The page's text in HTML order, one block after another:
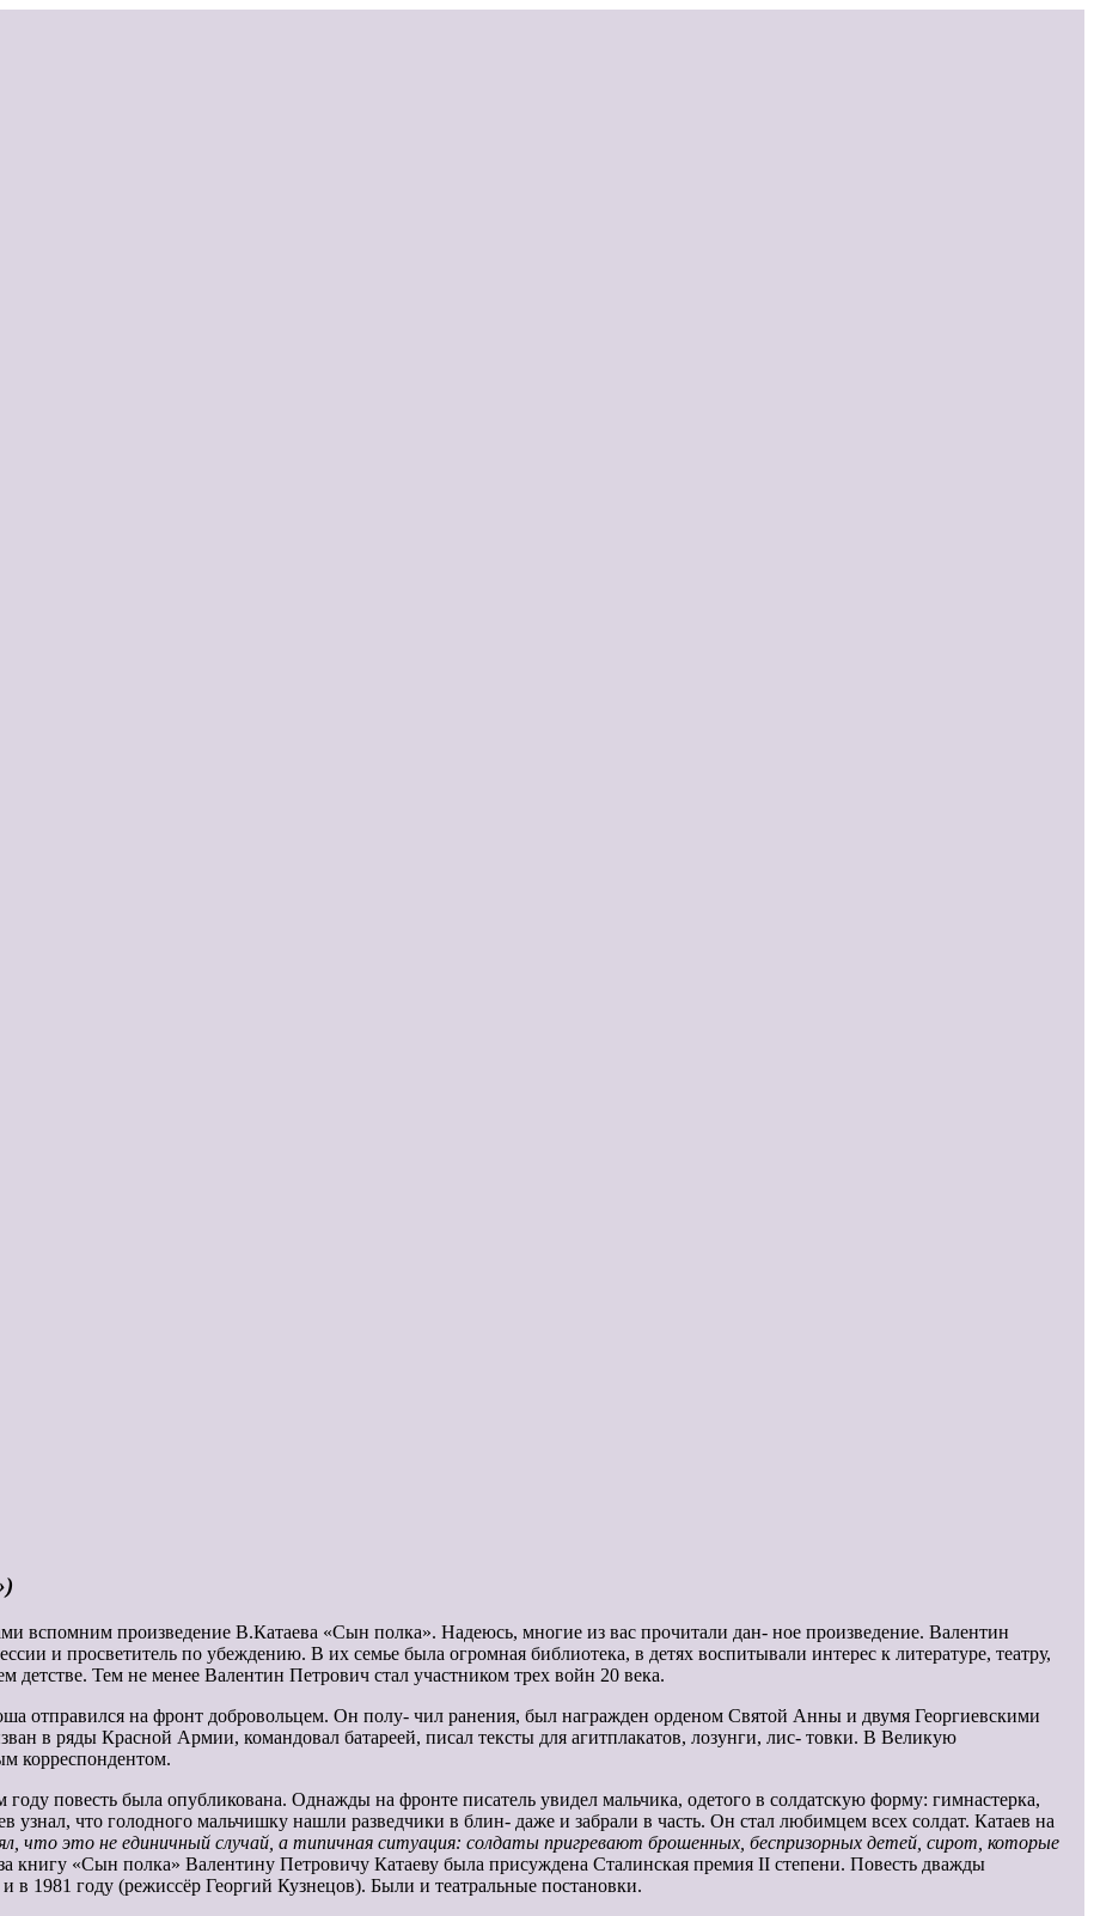
вспомним произведение В.Катаева «Сын полка». Надеюсь, многие из вас прочитали дан- ное произведение. Валентин
и просветитель по убеждению. В их семье была огромная библиотека, в детях воспитывали интерес к литературе, театру,
Тем не менее Валентин Петрович стал участником трех войн 20 века.
отправился на фронт добровольцем. Он полу- чил ранения, был награжден орденом Святой Анны и двумя Георгиевскими
в ряды Красной Армии, командовал батареей, писал тексты для агитплакатов, лозунги, лис- товки. В Великую
корреспондентом.
повесть была опубликована. Однажды на фронте писатель увидел мальчика, одетого в солдатскую форму: гимнастерка,
узнал, что голодного мальчишку нашли разведчики в блин- даже и забрали в часть. Он стал любимцем всех солдат. Катаев на
что это не единичный случай, а типичная ситуация: солдаты пригревают брошенных, беспризорных детей, сирот, которые
книгу «Сын полка» Валентину Петровичу Катаеву была присуждена Сталинская премия II степени. Повесть дважды
в 1981 году (режиссёр Георгий Кузнецов). Были и театральные постановки.